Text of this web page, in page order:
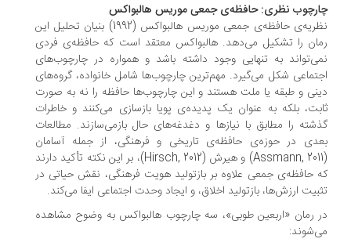
نظری: حافظه‌ی جمعی موریس هالبواکس
نظریه‌ی حافظه‌ی جمعی موریس هالبواکس (1992) بنیان تحلیل این
را تشکیل می‌دهد. هالبواکس معتقد است که حافظه‌ی فردی
به تنهایی وجود داشته باشد و همواره در چارچوب‌های
شکل می‌گیرد. مهم‌ترین چارچوب‌ها شامل خانواده، گروه‌های
و طبقه یا ملت هستند و این چارچوب‌ها حافظه را نه به صورت
بلکه به عنوان یک پدیده‌ی پویا بازسازی می‌کنند و خاطرات
را مطابق با نیازها و دغدغه‌های حال بازمی‌سازند. مطالعات
در حوزه‌ی حافظه‌ی تاریخی و فرهنگی، از جمله آسامان
(Assmann, 2011) و هیرش (Hirsch, 2012)، بر این نکته تأکید دارند
حافظه‌ی جمعی علاوه بر بازتولید هویت فرهنگی، نقش حیاتی در
ارزش‌ها، بازتولید اخلاق، و ایجاد وحدت اجتماعی ایفا می‌کند.
رمان «اربعین طوبی»، سه چارچوب هالبواکس به وضوح مشاهده